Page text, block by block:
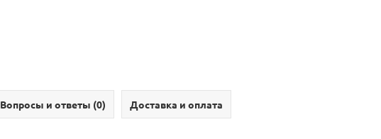
Вопросы и ответы (0) Доставка и оплата